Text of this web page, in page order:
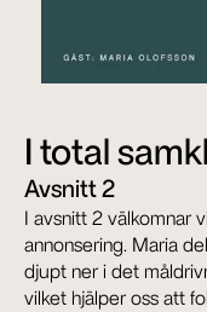
I total
Avsnitt 2
I avsnitt 2 välkomnar
annonsering. Maria
djupt ner i det
vilket hjälper oss att